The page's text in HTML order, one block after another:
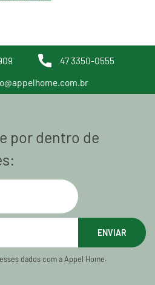
47 3350-0555
por dentro de
ENVIAR
dados com a Appel Home.